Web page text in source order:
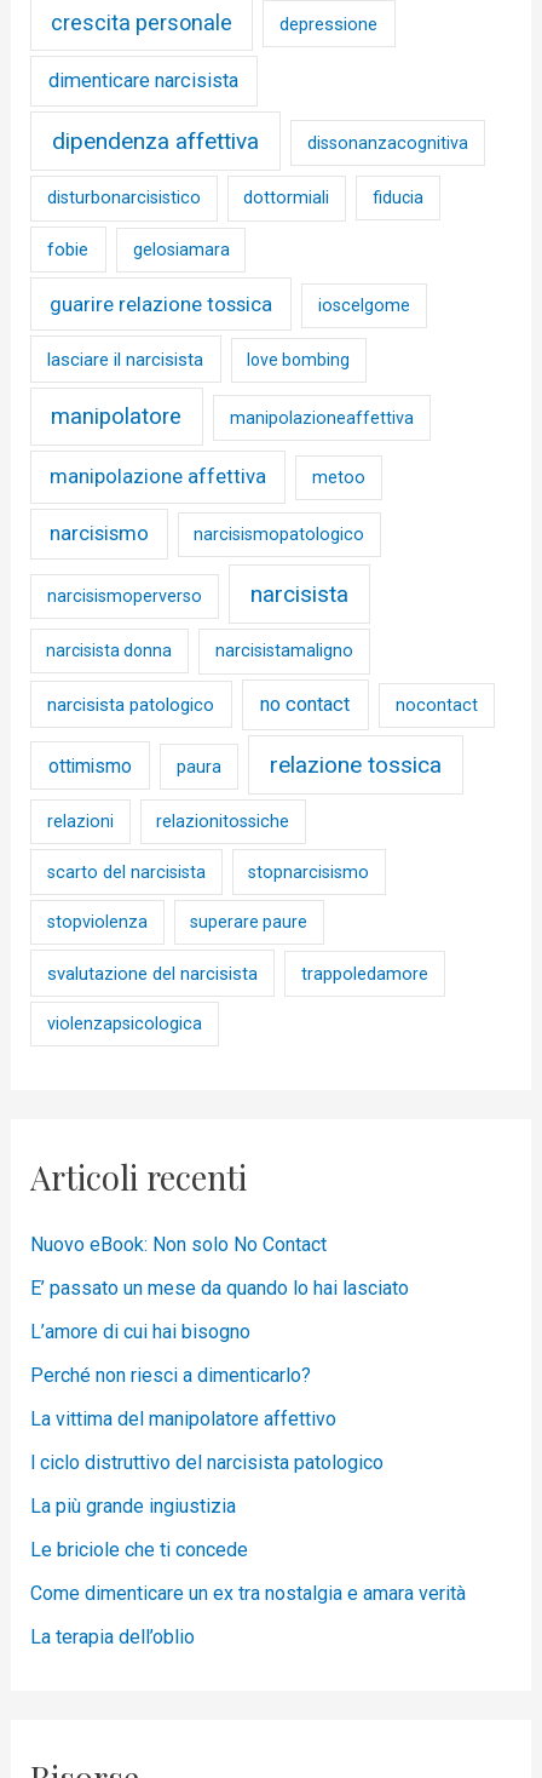
crescita personale depressione
dimenticare narcisista
dipendenza affettiva dissonanzacognitiva
disturbonarcisistico dottormiali fiducia
fobie gelosiamara
guarire relazione tossica ioscelgome
lasciare il narcisista love bombing
manipolatore manipolazioneaffettiva
manipolazione affettiva metoo
narcisismo narcisismopatologico
narcisismoperverso narcisista
narcisista donna narcisistamaligno
narcisista patologico no contact nocontact
ottimismo paura relazione tossica
relazioni relazionitossiche
scarto del narcisista stopnarcisismo
stopviolenza superare paure
svalutazione del narcisista trappoledamore
violenzapsicologica
Articoli recenti
Nuovo eBook: Non solo No Contact
E’ passato un mese da quando lo hai lasciato
L’amore di cui hai bisogno
Perché non riesci a dimenticarlo?
La vittima del manipolatore affettivo
l ciclo distruttivo del narcisista patologico
La più grande ingiustizia
Le briciole che ti concede
Come dimenticare un ex tra nostalgia e amara verità
La terapia dell’oblio